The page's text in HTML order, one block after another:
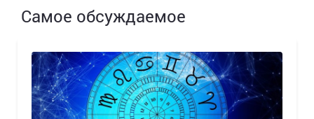
Самое обсуждаемое